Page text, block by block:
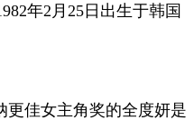
年2月25日出生于韩国
更佳女主角奖的全度妍是